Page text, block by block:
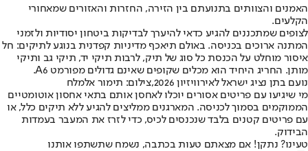
האמנים והצוותים בתנועתם בין הזירה, החזרות והאזורים שמאחורי
הקלעים.
לצופים שמתכננים להגיע כדאי להיערך לבדיקות ביטחון יסודיות ולזמני
המתנה ארוכים בכניסה. באולם תיאכף מדיניות קפדנית בנוגע לתיקים: חל
איסור מוחלט על הכנסת כל סוג של תיק, לרבות תיקי יד, תיקי גב ותיקי
מותן. החריג היחיד הוא מכלים שקופים שאינם גדולים מפורמט A6.
נועם בתן נציג ישראל לאירוויזיון 2026,צילום: תימור אלמלח
מי שיגיעו עם פריטים אסורים יוכלו לאחסן אותם בתאי אחסון אוטומטיים
הממוקמים בסמוך לכניסה. המארגנים ממליצים להגיע ללא תיקים כלל, או
עם פריטים קטנים בלבד שנכנסים לכיס, כדי לזרז את המעבר בעמדות
הבידוק.
טעינו? נתקן! אם מצאתם טעות בכתבה, נשמח שתשתפו אותנו